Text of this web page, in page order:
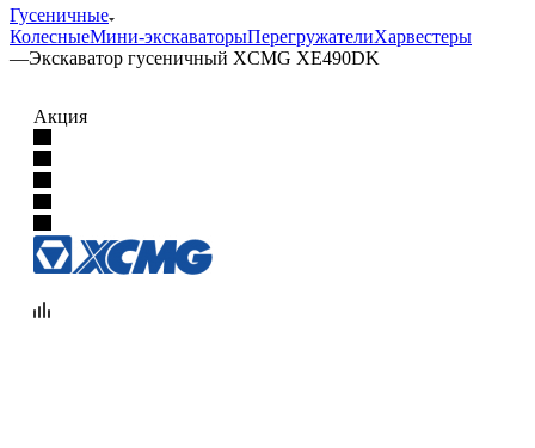
Гусеничные
КолесныеМини-экскаваторыПерегружателиХарвестеры
—Экскаватор гусеничный XCMG XE490DK
Акция